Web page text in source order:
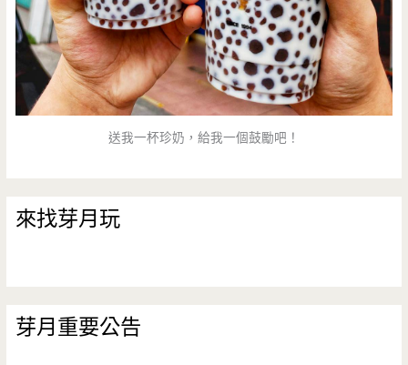
送我一杯珍奶，給我一個鼓勵吧！
來找芽月玩
芽月重要公告